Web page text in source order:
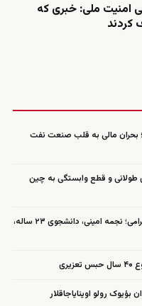
امنیت ملی: خبری که
کردند
مالی به قلب صنعت نفت
طولانی و قطع وابستگی به چین
اتهام «محاربه» برای چند استوری اینستاگرامی؛ نجمه امینی، دانشجوی ۲۳ ساله،
بؤیوک رولو اوینایاجاقلار